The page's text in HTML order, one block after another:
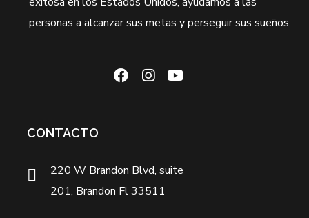
personas a alcanzar sus metas y perseguir sus sueños.
CONTACTO
220 W Brandon Blvd, suite
201, Brandon Fl 33511